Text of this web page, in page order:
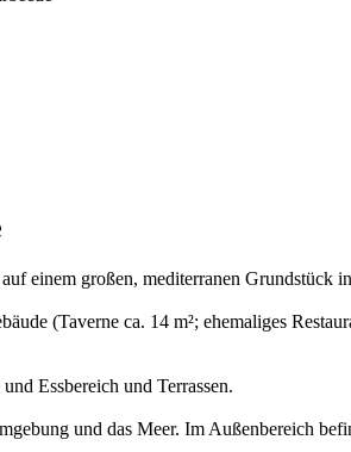
einem großen, mediterranen
(Taverne ca. 14 m²; ehemaliges
Essbereich und Terrassen.
und das Meer. Im Außenbereich